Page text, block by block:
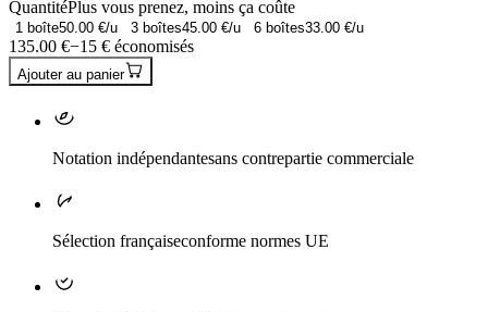
QuantitéPlus vous prenez, moins ça coûte
1 boîte50.00 €/u 3 boîtes45.00 €/u 6 boîtes33.00 €/u
135.00 €−15 € économisés
Ajouter au panier
Notation indépendantesans contrepartie commerciale
Sélection françaiseconforme normes UE